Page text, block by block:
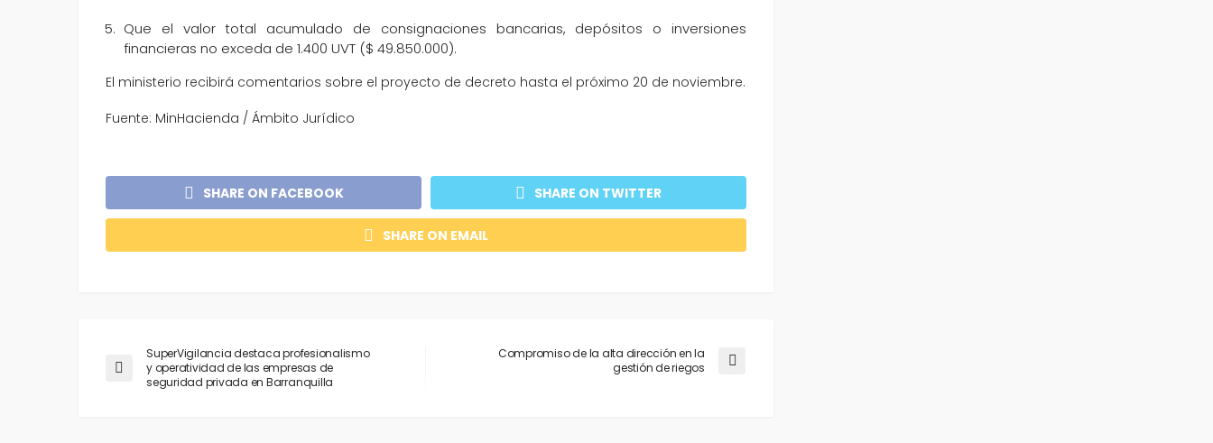
Que el valor total acumulado de consignaciones bancarias, depósitos o inversiones
financieras no exceda de 1.400 UVT ($ 49.850.000).
El ministerio recibirá comentarios sobre el proyecto de decreto hasta el próximo 20 de noviembre.
Fuente: MinHacienda / Ámbito Jurídico
SHARE ON FACEBOOK SHARE ON TWITTER
SHARE ON EMAIL
SuperVigilancia destaca profesionalismo
y operatividad de las empresas de
seguridad privada en Barranquilla
Compromiso de la alta dirección en la
gestión de riegos